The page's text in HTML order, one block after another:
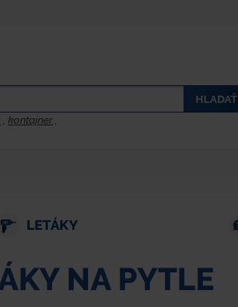
HLADAŤ
,kontajner ,
LETÁKY
NA PYTLE